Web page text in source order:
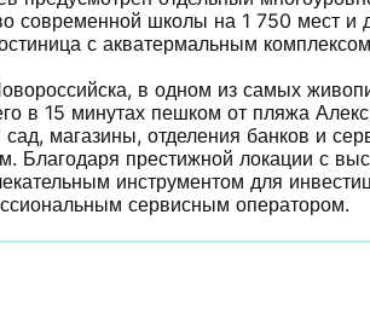
современной школы на 1 750 мест и
с акватермальным
в одном из самых
в 15 минутах пешком от пляжа
сад, магазины, отделения банков и
Благодаря престижной локации с
инструментом для
сервисным оператором.